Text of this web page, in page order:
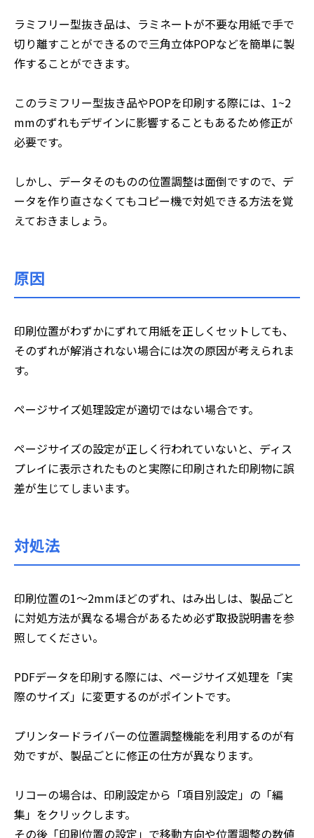
ラミフリー型抜き品は、ラミネートが不要な用紙で手で
切り離すことができるので三角立体POPなどを簡単に製
作することができます。
このラミフリー型抜き品やPOPを印刷する際には、1~2
mmのずれもデザインに影響することもあるため修正が
必要です。
しかし、データそのものの位置調整は面倒ですので、デ
ータを作り直さなくてもコピー機で対処できる方法を覚
えておきましょう。
原因
印刷位置がわずかにずれて用紙を正しくセットしても、
そのずれが解消されない場合には次の原因が考えられま
す。
ページサイズ処理設定が適切ではない場合です。
ページサイズの設定が正しく行われていないと、ディス
プレイに表示されたものと実際に印刷された印刷物に誤
差が生じてしまいます。
対処法
印刷位置の1～2mmほどのずれ、はみ出しは、製品ごと
に対処方法が異なる場合があるため必ず取扱説明書を参
照してください。
PDFデータを印刷する際には、ページサイズ処理を「実
際のサイズ」に変更するのがポイントです。
プリンタードライバーの位置調整機能を利用するのが有
効ですが、製品ごとに修正の仕方が異なります。
リコーの場合は、印刷設定から「項目別設定」の「編
集」をクリックします。
その後「印刷位置の設定」で移動方向や位置調整の数値